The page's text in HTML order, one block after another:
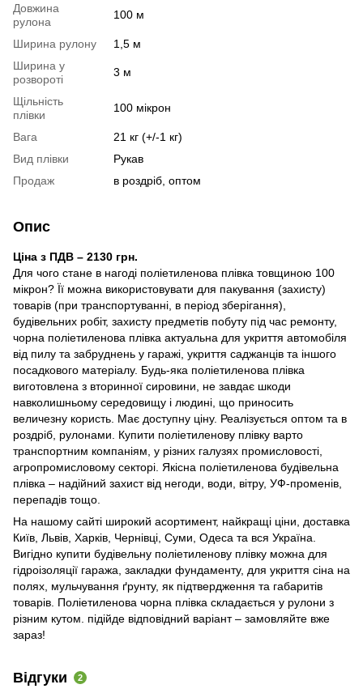
Довжина
рулона
100 м
Ширина рулону
1,5 м
Ширина у
розвороті
3 м
Щільність
плівки
100 мікрон
Вага
21 кг (+/-1 кг)
Вид плівки
Рукав
Продаж
в роздріб, оптом
Опис
Ціна з ПДВ – 2130 грн.
Для чого стане в нагоді поліетиленова плівка товщиною 100
мікрон? Її можна використовувати для пакування (захисту)
товарів (при транспортуванні, в період зберігання),
будівельних робіт, захисту предметів побуту під час ремонту,
чорна поліетиленова плівка актуальна для укриття автомобіля
від пилу та забруднень у гаражі, укриття саджанців та іншого
посадкового матеріалу. Будь-яка поліетиленова плівка
виготовлена ​​з вторинної сировини, не завдає шкоди
навколишньому середовищу і людині, що приносить
величезну користь. Має доступну ціну. Реалізується оптом та в
роздріб, рулонами. Купити поліетиленову плівку варто
транспортним компаніям, у різних галузях промисловості,
агропромисловому секторі. Якісна поліетиленова будівельна
плівка – надійний захист від негоди, води, вітру, УФ-променів,
перепадів тощо.
На нашому сайті широкий асортимент, найкращі ціни, доставка
Київ, Львів, Харків, Чернівці, Суми, Одеса та вся Україна.
Вигідно купити будівельну поліетиленову плівку можна для
гідроізоляції гаража, закладки фундаменту, для укриття сіна на
полях, мульчування ґрунту, як підтвердження та габаритів
товарів. Поліетиленова чорна плівка складається у рулони з
різним кутом. підійде відповідний варіант – замовляйте вже
зараз!
Відгуки 2